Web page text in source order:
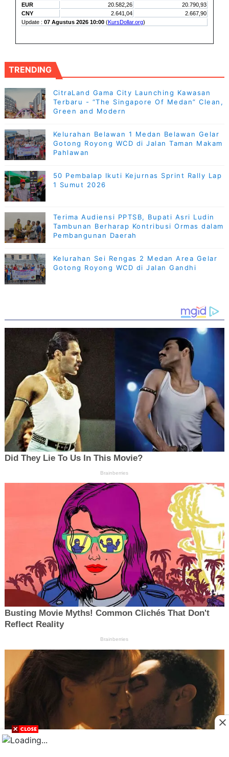
TRENDING
CitraLand Gama City Launching Kawasan
Terbaru - “The Singapore Of Medan” Clean,
Green and Modern
Kelurahan Belawan 1 Medan Belawan Gelar
Gotong Royong WCD di Jalan Taman Makam
Pahlawan
50 Pembalap Ikuti Kejurnas Sprint Rally Lap
1 Sumut 2026
Terima Audiensi PPTSB, Bupati Asri Ludin
Tambunan Berharap Kontribusi Ormas dalam
Pembangunan Daerah
Kelurahan Sei Rengas 2 Medan Area Gelar
Gotong Royong WCD di Jalan Gandhi